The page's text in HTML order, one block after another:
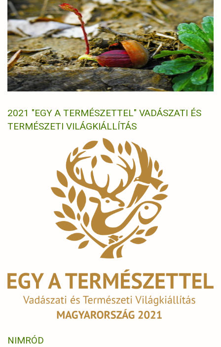
2021 "EGY A TERMÉSZETTEL" VADÁSZATI ÉS
TERMÉSZETI VILÁGKIÁLLÍTÁS
NIMRÓD